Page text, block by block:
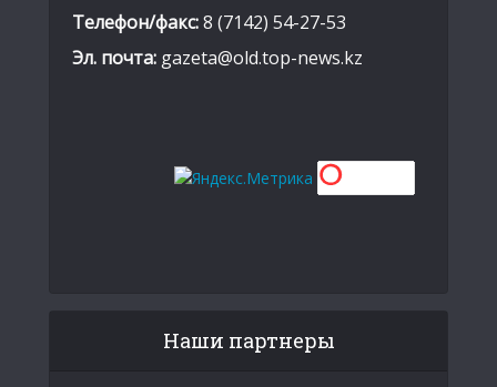
Телефон/факс:8 (7142) 54-27-53
Эл. почта: gazeta@old.top-news.kz
Наши партнеры